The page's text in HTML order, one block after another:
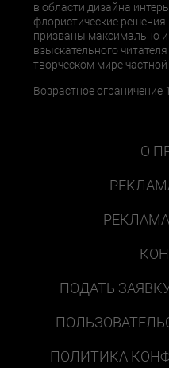
в области дизайна
флористические
призваны максимально
взыскательного
творческом мире
Возрастное ограничение
О
ПОДАТЬ
ПОЛИТИКА